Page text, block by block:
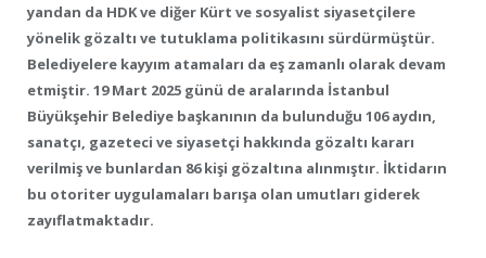
yandan da HDK ve diğer Kürt ve sosyalist siyasetçilere
yönelik gözaltı ve tutuklama politikasını sürdürmüştür.
Belediyelere kayyım atamaları da eş zamanlı olarak devam
etmiştir. 19 Mart 2025 günü de aralarında İstanbul
Büyükşehir Belediye başkanının da bulunduğu 106 aydın,
sanatçı, gazeteci ve siyasetçi hakkında gözaltı kararı
verilmiş ve bunlardan 86 kişi gözaltına alınmıştır. İktidarın
bu otoriter uygulamaları barışa olan umutları giderek
zayıflatmaktadır.